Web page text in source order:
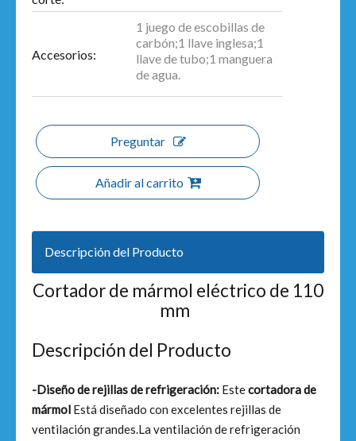
Accesorios:
1 juego de escobillas de
carbón;1 llave inglesa;1
llave de tubo;1 manguera
de agua.
Preguntar
Añadir al carrito
Descripción del Producto
Cortador de mármol eléctrico de 110
mm
Descripción del Producto
-Diseño de rejillas de refrigeración: Estecortadora de
mármol Está diseñado con excelentes rejillas de
ventilación grandes.La ventilación de refrigeración